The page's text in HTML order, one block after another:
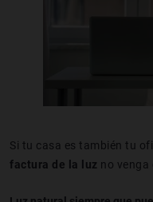
Si tu casa es también tu
factura de la luz no venga